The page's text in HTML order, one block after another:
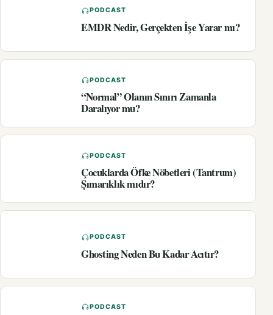
PODCAST
EMDR Nedir, Gerçekten İşe Yarar mı?
PODCAST
“Normal” Olanın Sınırı Zamanla
Daralıyor mu?
PODCAST
Çocuklarda Öfke Nöbetleri (Tantrum)
Şımarıklık mıdır?
PODCAST
Ghosting Neden Bu Kadar Acıtır?
PODCAST